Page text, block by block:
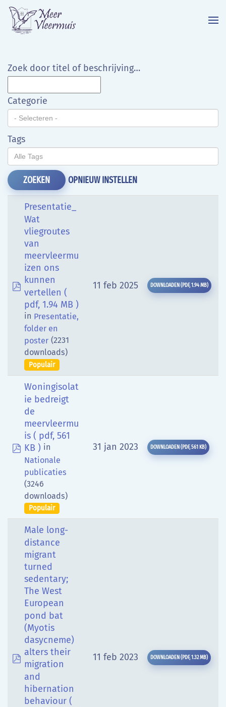
Terug naar hoofdinhoud
Zoek door titel of beschrijving…
Categorie
Tags
ZOEKEN OPNIEUW INSTELLEN
pdf
Presentatie_
Wat
vliegroutes
van
meervleermu
izen ons
kunnen
vertellen (
pdf, 1.94 MB )
in Presentatie,
folder en
poster (2231
downloads)
Populair
11 feb 2025 DOWNLOADEN (PDF,1.94 MB)
pdf
Woningisolat
ie bedreigt
de
meervleermu
is ( pdf, 561
KB ) in
Nationale
publicaties
(3246
downloads)
Populair
31 jan 2023 DOWNLOADEN (PDF,561 KB)
pdf
Male long-
distance
migrant
turned
sedentary;
The West
European
pond bat
(Myotis
dasycneme)
alters their
migration
and
hibernation
behaviour (
11 feb 2023 DOWNLOADEN (PDF,1.32 MB)